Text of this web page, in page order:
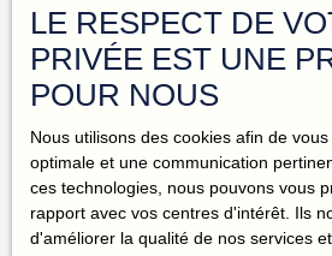
poêle à bois. Parquet, pierres
charme de l’ancien est bien présent,
et soigné. Le rez-de-chaussée
parentales avec leur salle d’eau
plafond et ses murs en pierre
palier dessert une chambre, un
office de chambre d’enfant, ainsi
avec WC. À l’extérieur, une véranda
de vie, complétée par une terrasse
Vendu
LE RESPECT DE
PRIVÉE EST UNE
POUR NOUS
Nous utilisons des cookies afin de
optimale et une communication
ces technologies, nous pouvons vous
rapport avec vos centres d'intérêt. Ils
d'améliorer la qualité de nos services